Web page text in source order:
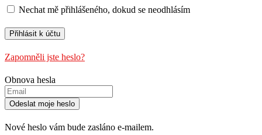
Nechat mě přihlášeného, ​​dokud se neodhlásím
Zapomněli jste heslo?
Obnova hesla
Nové heslo vám bude zasláno e-mailem.